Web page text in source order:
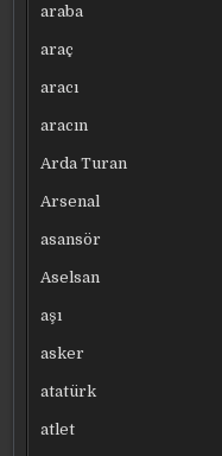
araba
araç
aracı
aracın
Arda Turan
Arsenal
asansör
Aselsan
aşı
asker
atatürk
atlet